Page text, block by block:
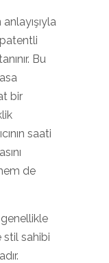
Bu
bir
saati
de
stil sahibi